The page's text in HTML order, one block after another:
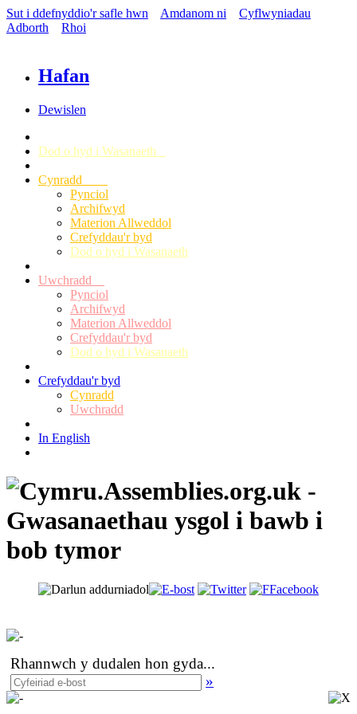
Sut i ddefnyddio'r safle hwn Amdanom ni
Cyflwyniadau
Adborth
Rhoi
Hafan
Dewislen
Dod o hyd i Wasanaeth
Cynradd
Pynciol
Archifwyd
Materion Allweddol
Crefyddau'r byd
Dod o hyd i Wasanaeth
Uwchradd
Pynciol
Archifwyd
Materion Allweddol
Crefyddau'r byd
Dod o hyd i Wasanaeth
Crefyddau'r byd
Cynradd
Uwchradd
In English
Rhannwch y dudalen hon gyda...
»